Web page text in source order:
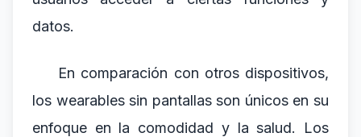
datos.
En comparación con otros dispositivos,
los wearables sin pantallas son únicos en su
enfoque en la comodidad y la salud. Los